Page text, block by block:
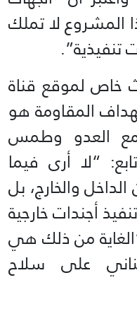
المشروع لا تملك
تنفيذية”.
لموقع قناة
المقاومة هو
مع العدو وطمس
“لا أرى فيما
والخارج، بل
أجندات خارجية
من ذلك هي
على سلاح